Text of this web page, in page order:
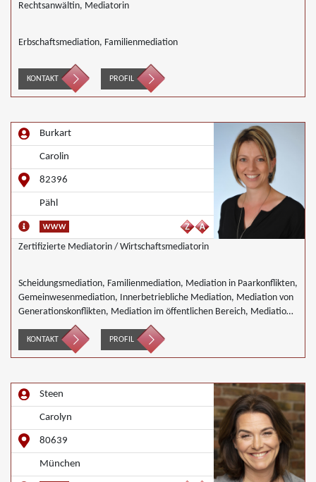
Rechtsanwältin, Mediatorin
Erbschaftsmediation, Familienmediation
KONTAKT PROFIL
Burkart
Carolin
82396
Pähl
Zertifizierte Mediatorin / Wirtschaftsmediatorin
Scheidungsmediation, Familienmediation, Mediation in Paarkonflikten,
Gemeinwesenmediation, Innerbetriebliche Mediation, Mediation von
Generationskonflikten, Mediation im öffentlichen Bereich, Mediation
bei Team- und Gruppenkonflikten, Mediation von
Unternehmensnachfolgen, Nachbarschaftsmediation, Schulmediation,
Landwirtschaft Forstwirtschaft Agrar, Wirtschaftsmediation
KONTAKT PROFIL
Steen
Carolyn
80639
München